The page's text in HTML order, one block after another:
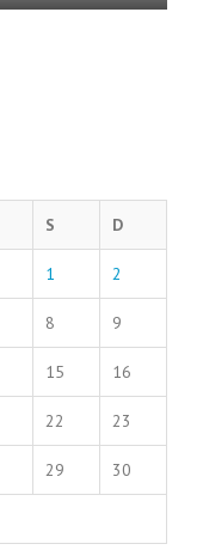
S D
1 2
8 9
15 16
22 23
29 30